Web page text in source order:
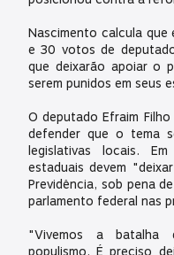
Nascimento calcula
e 30 votos de
que deixarão apoiar o
serem punidos em seus
O deputado Efraim
defender que o tema
legislativas locais.
estaduais devem
Previdência, sob pena
parlamento federal nas
"Vivemos a batalha